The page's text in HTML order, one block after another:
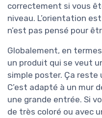
correctement si vous
niveau. L’orientation
n’est pas pensé pour
Globalement, en
un produit qui se veut
simple poster. Ça reste
C’est adapté à un mur
une grande entrée. Si
de très coloré ou avec